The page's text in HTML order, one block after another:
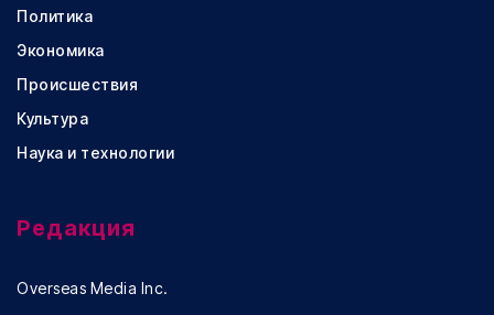
Политика
Экономика
Происшествия
Культура
Наука и технологии
Редакция
Overseas Media Inc.